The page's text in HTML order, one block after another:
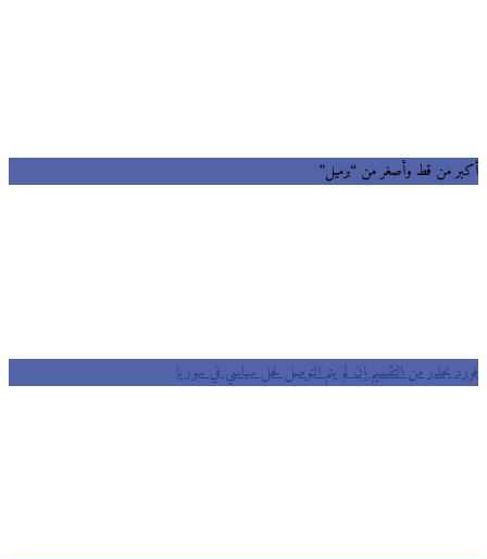
من قط وأصغر من “برميل”
يحذر من التقسيم إن لم يتم التوصل لحل سياسي في سوريا